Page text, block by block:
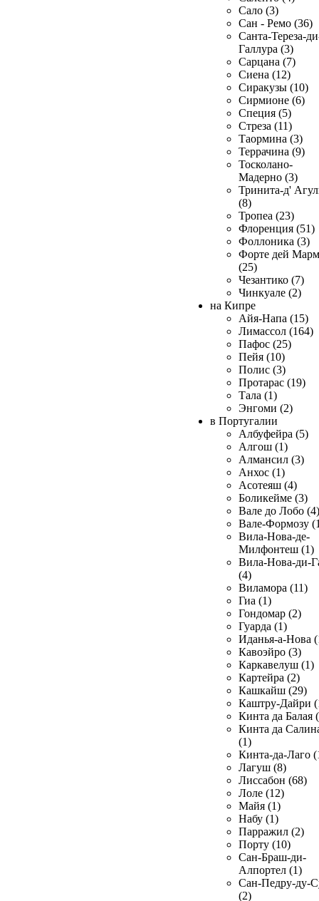
Сало (3)
Сан - Ремо (36)
Санта-Тереза-
Галлура (3)
Сарцана (7)
Сиена (12)
Сиракузы (10)
Сирмионе (6)
Специя (5)
Стреза (11)
Таормина (3)
Террачина (9)
Тосколано-
Мадерно (3)
Тринита-д'
(8)
Тропеа (23)
Флоренция (51)
Фоллоника (3)
Форте дей
(25)
Чезантико (7)
Чинкуале (2)
на Кипре
Айя-Напа (15)
Лимассол (164)
Пафос (25)
Пейя (10)
Полис (3)
Протарас (19)
Тала (1)
Энгоми (2)
в Португалии
Албуфейра (5)
Алгош (1)
Алмансил (3)
Анхос (1)
Асотеяш (4)
Боликейме (3)
Вале до Лобо (4)
Вале-Формозу
Вила-Нова-де-
Милфонтеш (1)
Вила-Нова-ди-
(4)
Виламора (11)
Гиа (1)
Гондомар (2)
Гуарда (1)
Иданья-а-Нова
Кавоэйро (3)
Каркавелуш (1)
Картейра (2)
Кашкайш (29)
Каштру-Дайри
Кинта да Балая
Кинта да
(1)
Кинта-да-Лаго
Лагуш (8)
Лиссабон (68)
Лоле (12)
Майя (1)
Набу (1)
Парражил (2)
Порту (10)
Сан-Браш-ди-
Алпортел (1)
Сан-Педру-ду-
(2)